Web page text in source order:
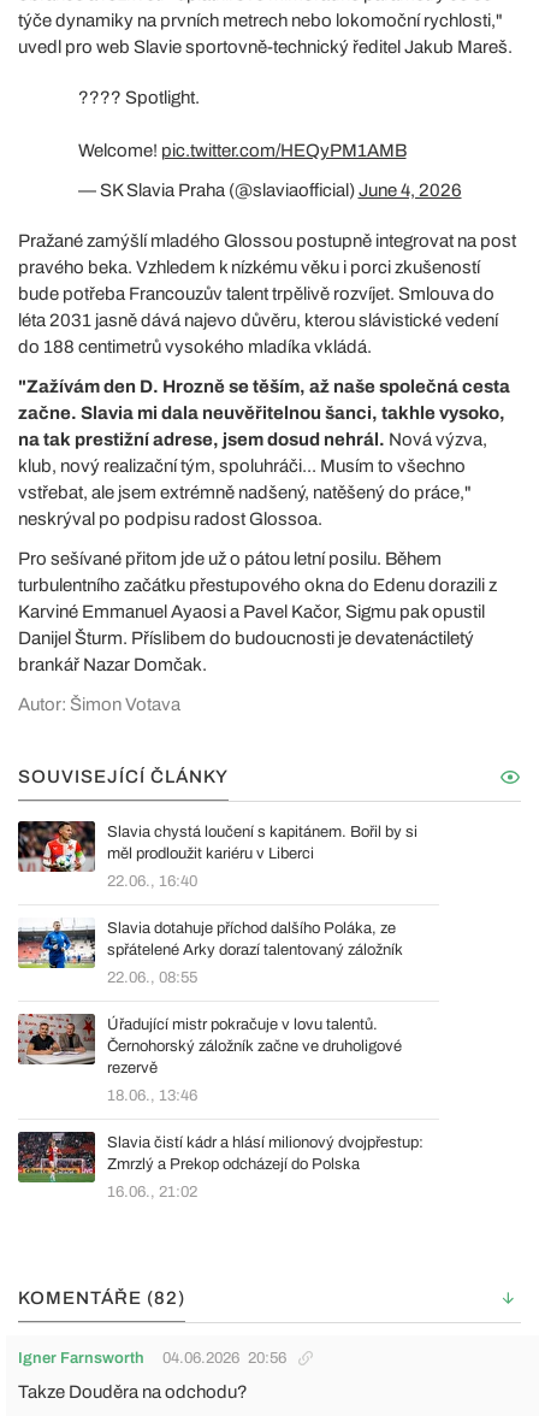
týče dynamiky na prvních metrech nebo lokomoční rychlosti,"
uvedl pro web Slavie sportovně-technický ředitel Jakub Mareš.
???? Spotlight.
Welcome! pic.twitter.com/HEQyPM1AMB
— SK Slavia Praha (@slaviaofficial)June 4, 2026
Pražané zamýšlí mladého Glossou postupně integrovat na post
pravého beka. Vzhledem k nízkému věku i porci zkušeností
bude potřeba Francouzův talent trpělivě rozvíjet. Smlouva do
léta 2031 jasně dává najevo důvěru, kterou slávistické vedení
do 188 centimetrů vysokého mladíka vkládá.
"Zažívám den D. Hrozně se těším, až naše společná cesta
začne. Slavia mi dala neuvěřitelnou šanci, takhle vysoko,
na tak prestižní adrese, jsem dosud nehrál. Nová výzva,
klub, nový realizační tým, spoluhráči... Musím to všechno
vstřebat, ale jsem extrémně nadšený, natěšený do práce,"
neskrýval po podpisu radost Glossoa.
Pro sešívané přitom jde už o pátou letní posilu. Během
turbulentního začátku přestupového okna do Edenu dorazili z
Karviné Emmanuel Ayaosi a Pavel Kačor, Sigmu pak opustil
Danijel Šturm. Příslibem do budoucnosti je devatenáctiletý
brankář Nazar Domčak.
Autor: Šimon Votava
SOUVISEJÍCÍ ČLÁNKY
Slavia chystá loučení s kapitánem. Bořil by si
měl prodloužit kariéru v Liberci
22.06., 16:40
Slavia dotahuje příchod dalšího Poláka, ze
spřátelené Arky dorazí talentovaný záložník
22.06., 08:55
Úřadující mistr pokračuje v lovu talentů.
Černohorský záložník začne ve druholigové
rezervě
18.06., 13:46
Slavia čistí kádr a hlásí milionový dvojpřestup:
Zmrzlý a Prekop odcházejí do Polska
16.06., 21:02
KOMENTÁŘE (82)
Igner Farnsworth 04.06.2026 20:56
Takze Douděra na odchodu?